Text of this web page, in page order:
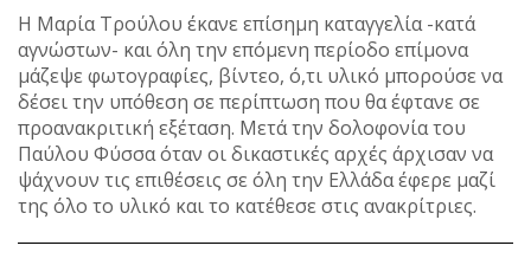
Η Μαρία Τρούλου έκανε επίσημη καταγγελία -κατά
αγνώστων- και όλη την επόμενη περίοδο επίμονα
μάζεψε φωτογραφίες, βίντεο, ό,τι υλικό μπορούσε να
δέσει την υπόθεση σε περίπτωση που θα έφτανε σε
προανακριτική εξέταση. Μετά την δολοφονία του
Παύλου Φύσσα όταν οι δικαστικές αρχές άρχισαν να
ψάχνουν τις επιθέσεις σε όλη την Ελλάδα έφερε μαζί
της όλο το υλικό και το κατέθεσε στις ανακρίτριες.